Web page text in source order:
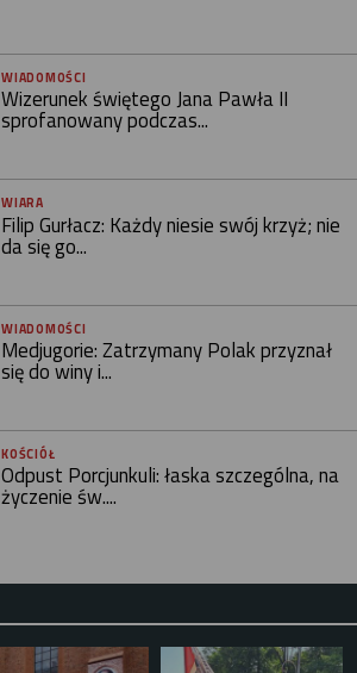
WIADOMOŚCI
Wizerunek świętego Jana Pawła II
sprofanowany podczas...
WIARA
Filip Gurłacz: Każdy niesie swój krzyż; nie
da się go...
WIADOMOŚCI
Medjugorie: Zatrzymany Polak przyznał
się do winy i...
KOŚCIÓŁ
Odpust Porcjunkuli: łaska szczególna, na
życzenie św....